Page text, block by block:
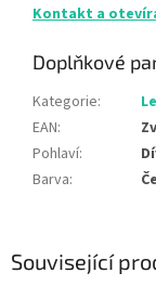
Související
Kontakt a
Doplňkové
Kategorie:
EAN:
Pohlaví:
Barva: